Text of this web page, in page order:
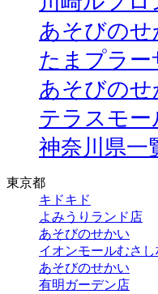
あそびのせ
たまプラ
あそびのせ
テラスモー
神奈川県一
東京都
キドキド
よみうりランド店
あそびのせかい
イオンモールむさ
あそびのせかい
有明ガーデン店